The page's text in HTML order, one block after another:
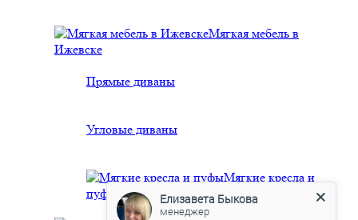
Мягкая мебель в
Ижевске
Прямые диваны
Угловые диваны
Мягкие кресла и
пуфы
Елизавета Быкова
менеджер